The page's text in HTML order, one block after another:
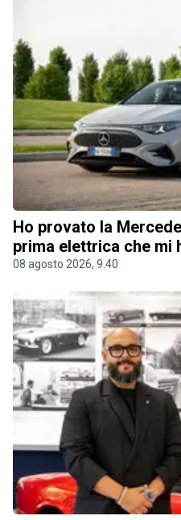
Ho provato la
prima elettrica che mi
08 agosto 2026, 9.40